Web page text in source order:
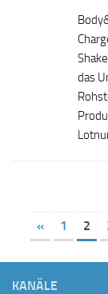
das
« 1 2
KANÄLE